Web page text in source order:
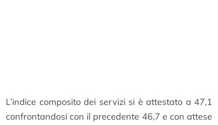
L’indice composito dei servizi si è attestato a 47,1
confrontandosi con il precedente 46,7 e con attese